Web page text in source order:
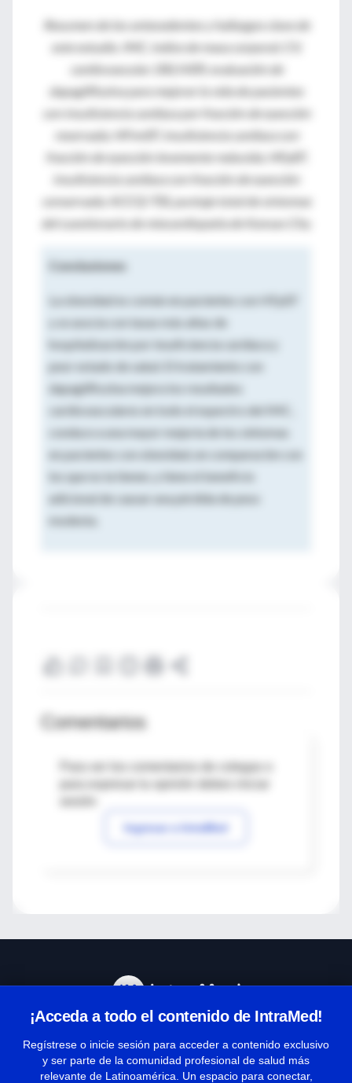
Resumen de los antecedentes y hallazgos clave de
este estudio. IMC, índice de masa corporal; CV,
cardiovascular; DELIVER, evaluación de
dapagliflozina para mejorar la vida de pacientes
con insuficiencia cardíaca por fracción de eyección
reservada; HFmrEF, insuficiencia cardiaca con
fracción de eyección levemente reducida; HFpEF,
insuficiencia cardiaca con fracción de eyección
conservada; KCCQ-TSS, puntaje total de síntomas
del cuestionario de miocardiopatía de Kansas City.
Conclusiones
La obesidad es común en pacientes con HFpEF
y se asocia con tasas más altas de
hospitalización por insuficiencia cardíaca y
peor estado de salud. El tratamiento con
dapagliflozina mejora los resultados
cardiovasculares en todo el espectro del IMC,
conduce a una mayor mejoría de los síntomas
en pacientes con obesidad, en comparación con
los que no la tienen, y tiene el beneficio
adicional de causar una pérdida de peso
modesta.
Comentarios
Para ver los comentarios de colegas o
Ingresar a IntraMed
¡Acceda a todo el contenido de IntraMed!
Regístrese o inicie sesión para acceder a contenido exclusivo
y ser parte de la comunidad profesional de salud más
relevante de Latinoamérica. Un espacio para conectar,